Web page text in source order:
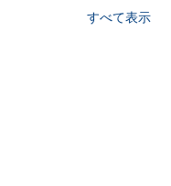
すべて表示